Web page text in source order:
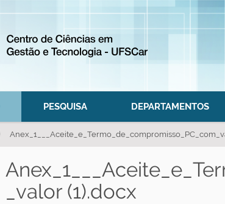
PESQUISA DEPARTAMENTOS
_valor (1).docx